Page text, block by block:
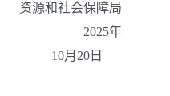
资源和社会保障局
年
10月20日